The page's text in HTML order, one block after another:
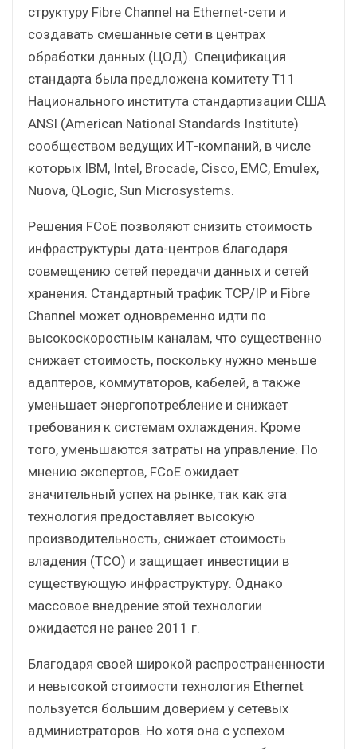
структуру Fibre Channel на Ethernet-сети и
создавать смешанные сети в центрах
обработки данных (ЦОД). Спецификация
стандарта была предложена комитету T11
Национального института стандартизации США
ANSI (American National Standards Institute)
сообществом ведущих ИТ-компаний, в числе
которых IBM, Intel, Brocade, Cisco, EMC, Emulex,
Nuova, QLogic, Sun Microsystems.
Решения FCoE позволяют снизить стоимость
инфраструктуры дата-центров благодаря
совмещению сетей передачи данных и сетей
хранения. Стандартный трафик TCP/IP и Fibre
Channel может одновременно идти по
высокоскоростным каналам, что существенно
снижает стоимость, поскольку нужно меньше
адаптеров, коммутаторов, кабелей, а также
уменьшает энергопотребление и снижает
требования к системам охлаждения. Кроме
того, уменьшаются затраты на управление. По
мнению экспертов, FCoE ожидает
значительный успех на рынке, так как эта
технология предоставляет высокую
производительность, снижает стоимость
владения (TCO) и защищает инвестиции в
существующую инфраструктуру. Однако
массовое внедрение этой технологии
ожидается не ранее 2011 г.
Благодаря своей широкой распространенности
и невысокой стоимости технология Ethernet
пользуется большим доверием у сетевых
администраторов. Но хотя она с успехом